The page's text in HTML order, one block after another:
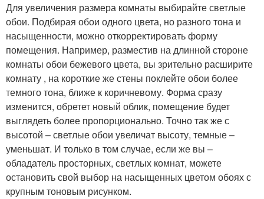
Для увеличения размера комнаты выбирайте светлые
обои. Подбирая обои одного цвета, но разного тона и
насыщенности, можно откорректировать форму
помещения. Например, разместив на длинной стороне
комнаты обои бежевого цвета, вы зрительно расширите
комнату , на короткие же стены поклейте обои более
темного тона, ближе к коричневому. Форма сразу
изменится, обретет новый облик, помещение будет
выглядеть более пропорционально. Точно так же с
высотой – светлые обои увеличат высоту, темные –
уменьшат. И только в том случае, если же вы –
обладатель просторных, светлых комнат, можете
остановить свой выбор на насыщенных цветом обоях с
крупным тоновым рисунком.